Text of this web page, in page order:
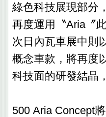
綠色科技展現部分
再度運用〝Aria〞
次日內瓦車展中則
概念車款，將再度
科技面的研發結晶
500 Aria Concept